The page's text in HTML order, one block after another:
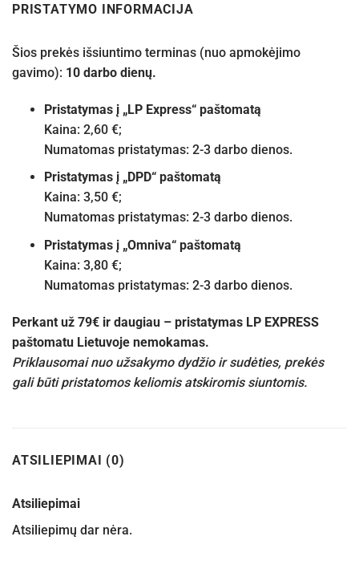
PRISTATYMO INFORMACIJA
Šios prekės išsiuntimo terminas (nuo apmokėjimo
gavimo): 10 darbo dienų.
Pristatymas į „LP Express“ paštomatą
Kaina: 2,60 €;
Numatomas pristatymas: 2-3 darbo dienos.
Pristatymas į „DPD“ paštomatą
Kaina: 3,50 €;
Numatomas pristatymas: 2-3 darbo dienos.
Pristatymas į „Omniva“ paštomatą
Kaina: 3,80 €;
Numatomas pristatymas: 2-3 darbo dienos.
Perkant už 79€ ir daugiau – pristatymas LP EXPRESS
paštomatu Lietuvoje nemokamas.
Priklausomai nuo užsakymo dydžio ir sudėties, prekės
gali būti pristatomos keliomis atskiromis siuntomis.
ATSILIEPIMAI (0)
Atsiliepimai
Atsiliepimų dar nėra.